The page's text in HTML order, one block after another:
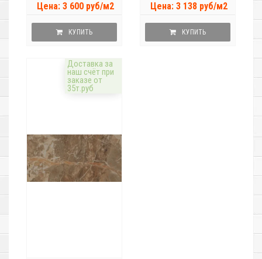
Цена: 3 600 руб/м2
КУПИТЬ
Цена: 3 138 руб/м2
КУПИТЬ
Доставка за
наш счёт при
заказе от
35т.руб